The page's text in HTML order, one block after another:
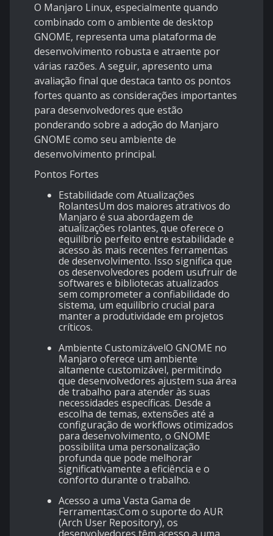
O Manjaro Linux, especialmente quando
combinado com o ambiente de desktop
GNOME, representa uma plataforma de
desenvolvimento robusta e atraente por
várias razões. A seguir, apresento uma
avaliação final que destaca tanto os pontos
fortes quanto as considerações importantes
para desenvolvedores que estão
ponderando sobre a adoção do Manjaro
GNOME como seu ambiente de
desenvolvimento principal.
Pontos Fortes
Estabilidade com Atualizações
RolantesUm dos maiores atrativos do
Manjaro é sua abordagem de
atualizações rolantes, que oferece o
equilíbrio perfeito entre estabilidade e
acesso às mais recentes ferramentas
de desenvolvimento. Isso significa que
os desenvolvedores podem usufruir de
softwares e bibliotecas atualizados
sem comprometer a confiabilidade do
sistema, um equilíbrio crucial para
manter a produtividade em projetos
críticos.
Ambiente CustomizávelO GNOME no
Manjaro oferece um ambiente
altamente customizável, permitindo
que desenvolvedores ajustem sua área
de trabalho para atender às suas
necessidades específicas. Desde a
escolha de temas, extensões até a
configuração de workflows otimizados
para desenvolvimento, o GNOME
possibilita uma personalização
profunda que pode melhorar
significativamente a eficiência e o
conforto durante o trabalho.
Acesso a uma Vasta Gama de
Ferramentas:Com o suporte do AUR
(Arch User Repository), os